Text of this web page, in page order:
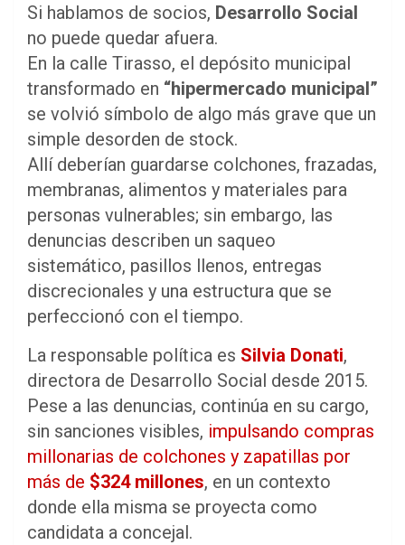
Si hablamos de socios, Desarrollo Social
no puede quedar afuera.
En la calle Tirasso, el depósito municipal
transformado en “hipermercado municipal”
se volvió símbolo de algo más grave que un
simple desorden de stock.
Allí deberían guardarse colchones, frazadas,
membranas, alimentos y materiales para
personas vulnerables; sin embargo, las
denuncias describen un saqueo
sistemático, pasillos llenos, entregas
discrecionales y una estructura que se
perfeccionó con el tiempo.
La responsable política es Silvia Donati,
directora de Desarrollo Social desde 2015.
Pese a las denuncias, continúa en su cargo,
sin sanciones visibles, impulsando compras
millonarias de colchones y zapatillas por
más de $324 millones, en un contexto
donde ella misma se proyecta como
candidata a concejal.